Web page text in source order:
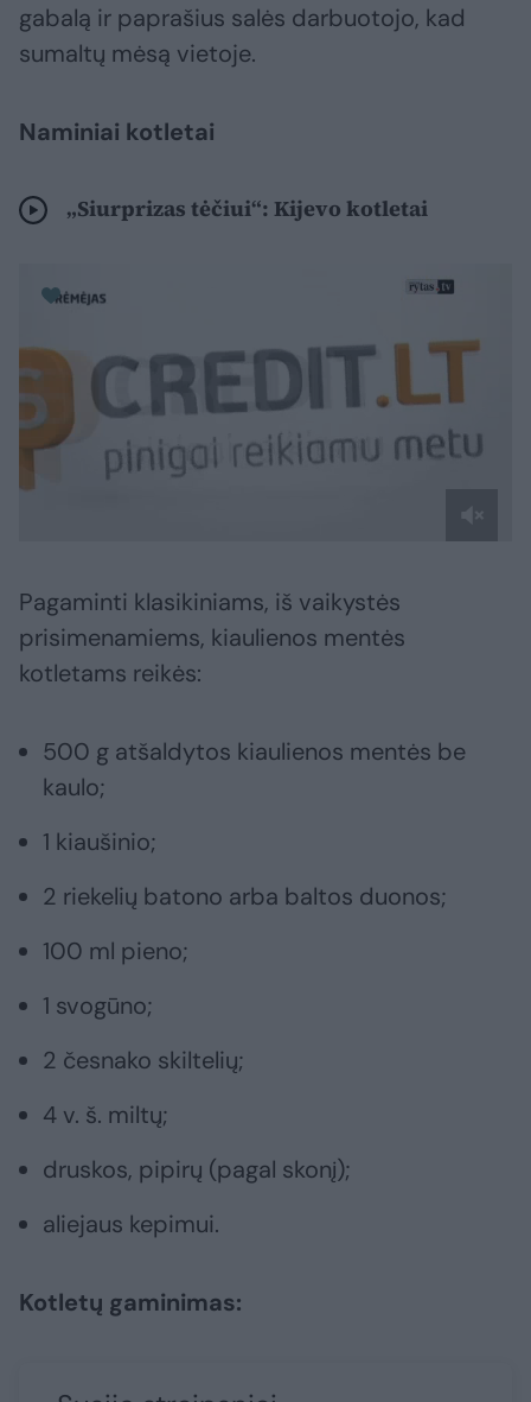
gabalą ir paprašius salės darbuotojo, kad
sumaltų mėsą vietoje.
Naminiai kotletai
„Siurprizas tėčiui“: Kijevo kotletai
Pagaminti klasikiniams, iš vaikystės
prisimenamiems, kiaulienos mentės
kotletams reikės:
500 g atšaldytos kiaulienos mentės be
kaulo;
1 kiaušinio;
2 riekelių batono arba baltos duonos;
100 ml pieno;
1 svogūno;
2 česnako skiltelių;
4 v. š. miltų;
druskos, pipirų (pagal skonį);
aliejaus kepimui.
Kotletų gaminimas: